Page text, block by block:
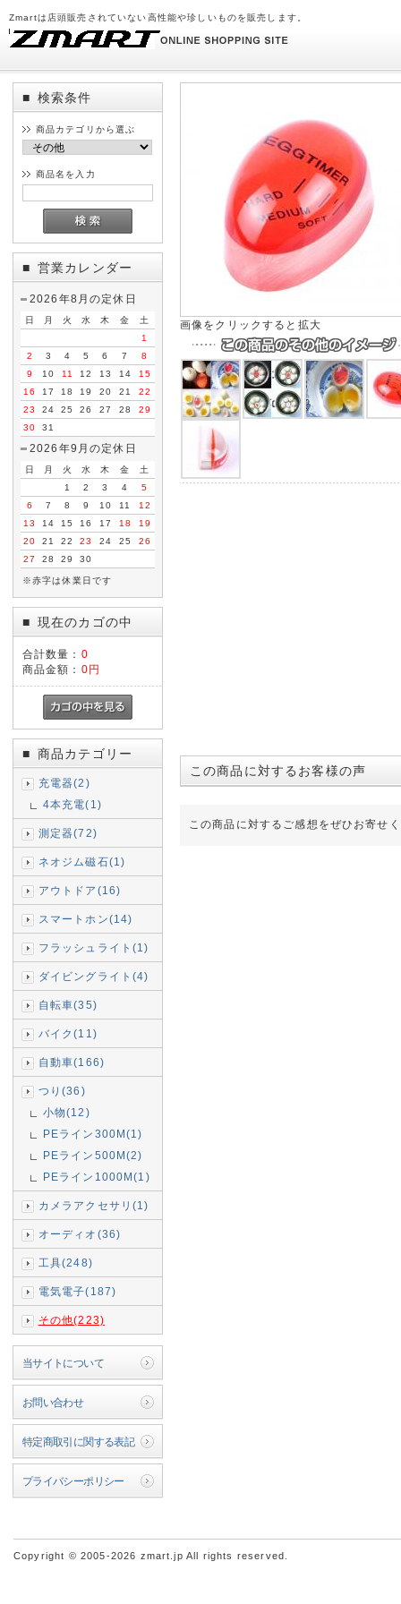
Zmartは店頭販売されていない高性能や珍しいものを販売します。
■ 検索条件
商品カテゴリから選ぶ
商品名を入力
■ 営業カレンダー
2026年8月の定休日
日 月 火 水 木 金
土
1
2
3 4 5 6 7
8
9
10 11 12 13 14
15
16
17 18 19 20 21
22
23
24 25 26 27 28
29
30
31
2026年9月の定休日
日 月 火 水 木 金
土
1
2 3 4
5
6
7 8 9 10 11
12
13
14 15 16 17 18
19
20
21 22 23 24 25
26
27
28 29 30
※赤字は休業日です
■ 現在のカゴの中
合計数量： 0
商品金額： 0円
■ 商品カテゴリー
充電器(2)
4本充電(1)
測定器(72)
ネオジム磁石(1)
アウトドア(16)
スマートホン(14)
フラッシュライト(1)
ダイビングライト(4)
自転車(35)
バイク(11)
自動車(166)
つり(36)
小物(12)
PEライン300M(1)
PEライン500M(2)
PEライン1000M(1)
カメラアクセサリ(1)
オーディオ(36)
工具(248)
電気電子(187)
その他(223)
当サイトについて
お問い合わせ
特定商取引に関する表記
プライバシーポリシー
画像をクリックすると拡大
この商品に対するお客様の声
この商品に対するご感想をぜひお寄せ
Copyright © 2005-2026 zmart.jp All rights reserved.